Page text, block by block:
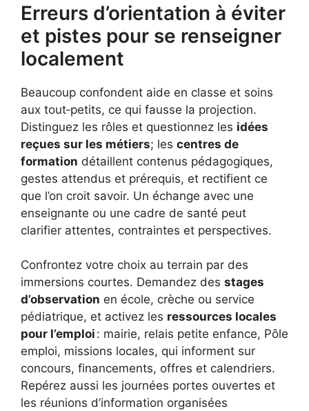
Erreurs d’orientation à éviter
et pistes pour se renseigner
localement
Beaucoup confondent aide en classe et soins
aux tout‑petits, ce qui fausse la projection.
Distinguez les rôles et questionnez les idées
reçues sur les métiers; les centres de
formation détaillent contenus pédagogiques,
gestes attendus et prérequis, et rectifient ce
que l’on croit savoir. Un échange avec une
enseignante ou une cadre de santé peut
clarifier attentes, contraintes et perspectives.
Confrontez votre choix au terrain par des
immersions courtes. Demandez des stages
d’observation en école, crèche ou service
pédiatrique, et activez les ressources locales
pour l’emploi : mairie, relais petite enfance, Pôle
emploi, missions locales, qui informent sur
concours, financements, offres et calendriers.
Repérez aussi les journées portes ouvertes et
les réunions d’information organisées